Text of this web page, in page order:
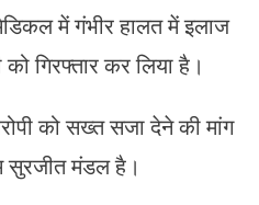
में गंभीर हालत में इलाज
गिरफ्तार कर लिया है।
को सख्त सजा देने की मांग
सुरजीत मंडल है।